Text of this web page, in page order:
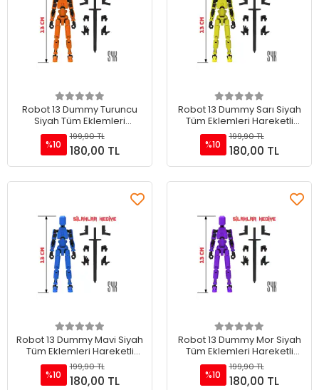
Sepete Ekle
Robot 13 Dummy Turuncu
Siyah Tüm Eklemleri
Hareketli Aksiyon Figürü
Oyuncak
%10
199,90 TL
180,00 TL
Sepete Ekle
Robot 13 Dummy Sarı Siyah
Tüm Eklemleri Hareketli
Aksiyon Figürü Oyuncak
%10
199,90 TL
180,00 TL
Sepete Ekle
Robot 13 Dummy Mavi Siyah
Tüm Eklemleri Hareketli
Aksiyon Figürü Oyuncak
%10
199,90 TL
180,00 TL
Sepete Ekle
Robot 13 Dummy Mor Siyah
Tüm Eklemleri Hareketli
Aksiyon Figürü Oyuncak
%10
199,90 TL
180,00 TL